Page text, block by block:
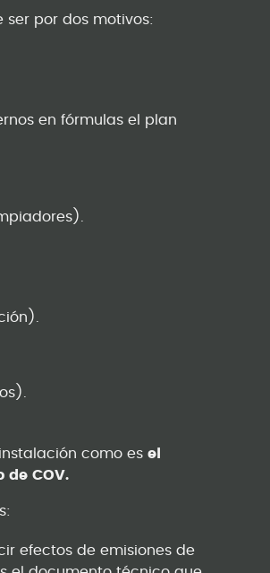
ser por dos motivos:
en fórmulas el plan
como esel
COV.
efectos de emisiones de